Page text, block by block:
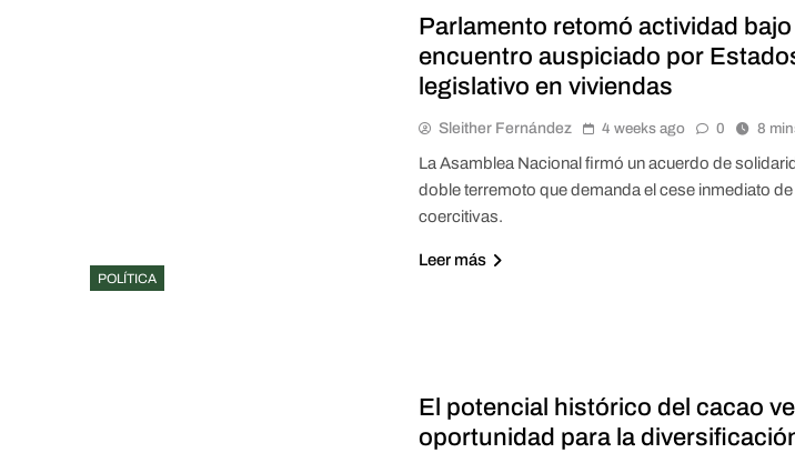
POLÍTICA
Parlamento retomó actividad
encuentro auspiciado por
legislativo en viviendas
Sleither Fernández 4 weeks ago 0 8
La Asamblea Nacional firmó un acuerdo de
doble terremoto que demanda el cese inmediato
coercitivas.
Leer más
El potencial histórico del cacao
oportunidad para la